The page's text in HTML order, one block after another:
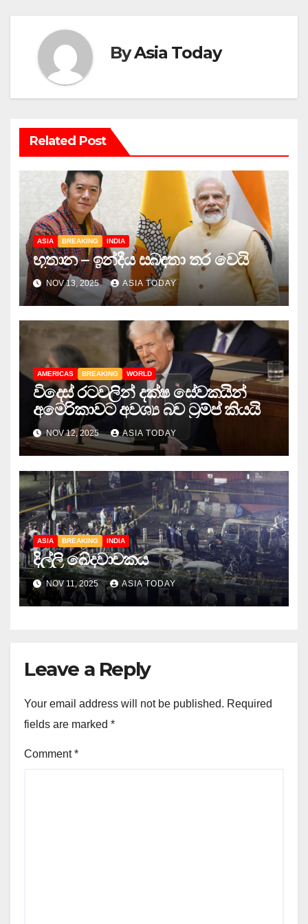
ByAsia Today
Related Post
ASIA BREAKING INDIA
භූතාන – ඉන්දීය සබඳතා තර වෙයි
NOV 13, 2025 ASIA TODAY
AMERICAS BREAKING WORLD
විදෙස් රටවලින් දක්ෂ සේවකයින්
අමෙරිකාවට අවශ්‍ය බව ට්‍රම්ප් කියයි
NOV 12, 2025 ASIA TODAY
ASIA BREAKING INDIA
දිල්ලි ඛේදවාචකය
NOV 11, 2025 ASIA TODAY
Leave a Reply
Your email address will not be published. Required
fields are marked *
Comment*